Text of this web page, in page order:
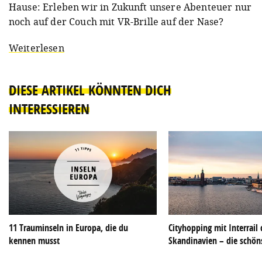
Hause: Erleben wir in Zukunft unsere Abenteuer nur
noch auf der Couch mit VR-Brille auf der Nase?
Weiterlesen
DIESE ARTIKEL KÖNNTEN DICH
INTERESSIEREN
11 Trauminseln in Europa, die du
kennen musst
Cityhopping mit Interrail
Skandinavien – die